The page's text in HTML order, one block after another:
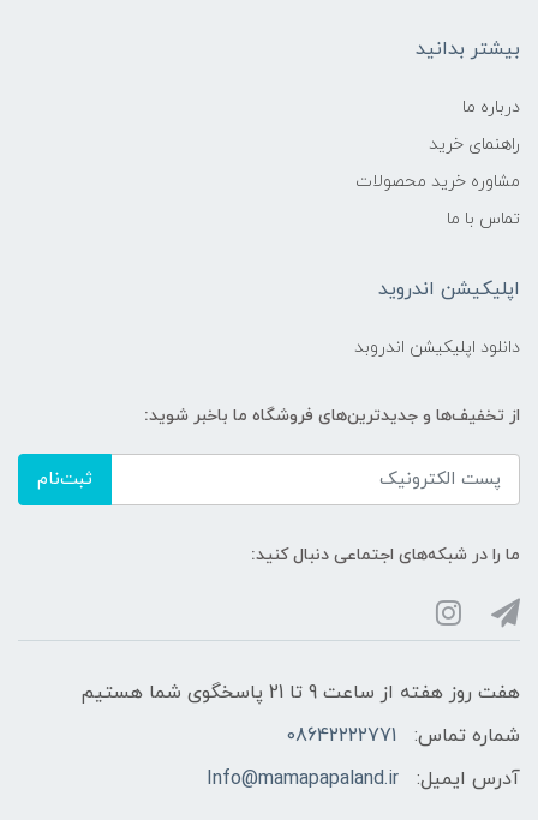
بیشتر بدانید
درباره ما
راهنمای خرید
مشاوره خرید محصولات
تماس با ما
اپلیکیشن اندروید
دانلود اپلیکیشن اندروبد
از تخفیف‌ها و جدیدترین‌های فروشگاه ما باخبر شوید:
ثبت‌نام
ما را در شبکه‌های اجتماعی دنبال کنید:
هفت روز هفته از ساعت 9 تا 21 پاسخگوی شما هستیم
شماره تماس:
08642222771
آدرس ایمیل:
Info@mamapapaland.ir